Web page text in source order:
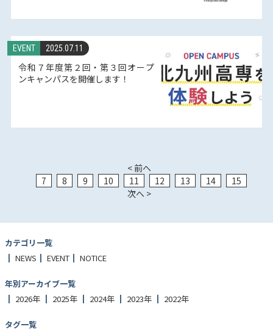
2025.07.11
EVENT
令和７年度第２回・第３回オープ
ンキャンパスを開催します！
< 前へ
7
8 9 10 11 12 13 14
15
次へ >
カテゴリ一覧
NEWS
EVENT NOTICE
年別アーカイブ一覧
2026年
2025年 2024年 2023年 2022年
タグ一覧